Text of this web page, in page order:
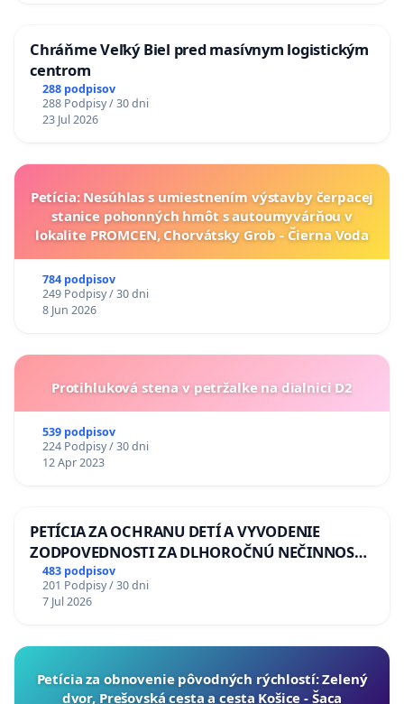
Chráňme Veľký Biel pred masívnym logistickým
centrom
288 podpisov
288 Podpisy / 30 dni
23 Jul 2026
Petícia: Nesúhlas s umiestnením výstavby čerpacej
stanice pohonných hmôt s autoumyvárňou v
lokalite PROMCEN, Chorvátsky Grob - Čierna Voda
784 podpisov
249 Podpisy / 30 dni
8 Jun 2026
Protihluková stena v petržalke na dialnici D2
539 podpisov
224 Podpisy / 30 dni
12 Apr 2023
PETÍCIA ZA OCHRANU DETÍ A VYVODENIE
ZODPOVEDNOSTI ZA DLHOROČNÚ NEČINNOSŤ
A ZLYHANIE ŠTÁTU
483 podpisov
201 Podpisy / 30 dni
7 Jul 2026
​Petícia za obnovenie pôvodných rýchlostí: Zelený
dvor, Prešovská cesta a cesta Košice - Šaca